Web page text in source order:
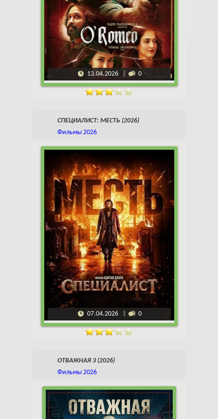
13.04.2026 0
СПЕЦИАЛИСТ: МЕСТЬ (2026)
Фильмы 2026
07.04.2026 0
ОТВАЖНАЯ 3 (2026)
Фильмы 2026